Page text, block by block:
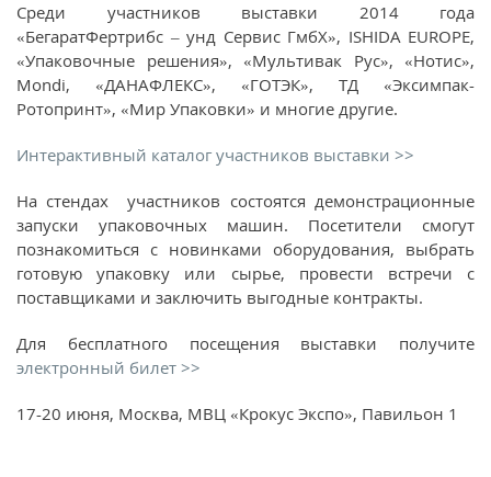
Среди участников выставки 2014 года
«БегаратФертрибс – унд Сервис ГмбХ», ISHIDA EUROPE,
«Упаковочные решения», «Мультивак Рус», «Нотис»,
Mondi, «ДАНАФЛЕКС», «ГОТЭК», ТД «Эксимпак-
Ротопринт», «Мир Упаковки» и многие другие.
Интерактивный каталог участников выставки >>
На стендах участников состоятся демонстрационные
запуски упаковочных машин. Посетители смогут
познакомиться с новинками оборудования, выбрать
готовую упаковку или сырье, провести встречи с
поставщиками и заключить выгодные контракты.
Для бесплатного посещения выставки получите
электронный билет >>
17-20 июня, Москва, МВЦ «Крокус Экспо», Павильон 1